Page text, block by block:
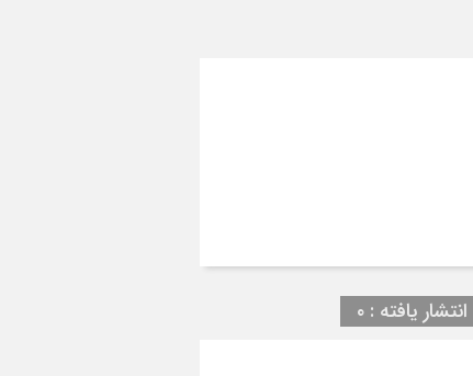
انتشار یافته : ۰